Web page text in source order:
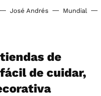
José Andrés Mundial
de
de cuidar,